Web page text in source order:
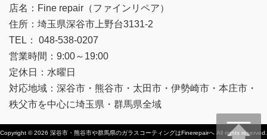
店名：Fine repair（ファインリペア）
住所：埼玉県深谷市上野台3131-2
TEL： 048-538-0207
営業時間：9:00～19:00
定休日：水曜日
対応地域：深谷市・熊谷市・太田市・伊勢崎市・本庄市・
秩父市を中心に埼玉県・群馬県全域
Copyright © 2026 深谷市・熊谷市や群馬県のガラスコーティングはFinerepairへ All rights reserved.